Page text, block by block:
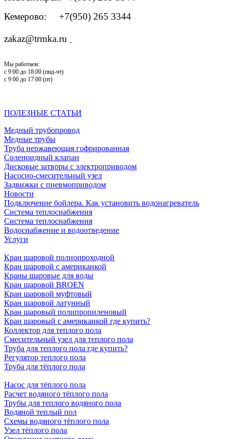
Кемерово: +7(950) 265 3344
zakaz@trmka.ru
Мы работаем:
с 9:00 до 18:00 (пнд-чт)
с 9:00 до 17:00 (пт)
ПОЛЕЗНЫЕ СТАТЬИ
Медный трубопровод
Медные трубы
Труба нержавеющая гофрированная
Соленоидный клапан
Дисковые затворы с электроприводом
Насосно-смесительный узел
Задвижки с пневмоприводом
Новости
Подключение бойлера. Как установить водонагреватель
Система теплоснабжения
Система теплоснабжения
Водоснабжение и водоотведение
Услуги
Кран шаровой полнопроходной
Кран шаровой с американкой
Краны шаровые для воды
Кран шаровой BROEN
Кран шаровой муфтовый
Кран шаровой латунный
Кран шаровый полипропиленовый
Кран шаровый с американкой где купить?
Коллектор для теплого пола
Смесительный узел для теплого пола
Труба для теплого пола где купить?
Регулятор теплого пола
Труба для тёплого пола
Насос для тёплого пола
Расчет водяного тёплого пола
Трубы для теплого водяного пола
Водяной теплый пол
Схемы водяного тёплого пола
Узел тёплого пола